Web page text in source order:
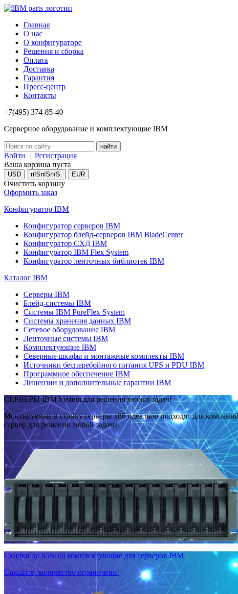
Главная
О нас
О конфигураторе
Решения и сборка
Оплата
Доставка
Гарантия
Пресс-центр
Контакты
+7(495) 374-85-40
Серверное оборудование и комплектующие IBM
Войти | Регистрация
Ваша корзина пуста
USD пїЅпїЅпїЅ. EUR
Очистить корзину
Оформить заказ
Конфигуратор IBM
Конфигуратор серверов IBM
Конфигуратор блейд-серверов IBM BladeCenter
Конфигуратор СХД IBM
Конфигуратор IBM Flex System
Конфигуратор ленточных библиотек IBM
Каталог IBM
Серверы IBM
Блейд-системы IBM
Системы IBM PureFlex System
Системы хранения данных IBM
Сетевое оборудование IBM
Ленточные системы IBM
Комплектующие IBM
Северные шкафы и монтажные комплекты IBM
Источники бесперебойного питания UPS и PDU IBM
Программное обеспечение IBM
Лицензии и дополнительные гарантии IBM
СЕРВЕРЫ IBM System для решения любых задач!
Монтируемые в стойку серверы x86 идеально подходят для
сервер для решения любой задачи.
Скидки до 65% на комплектующие для серверов IBM
Спешите, количество ограничено!